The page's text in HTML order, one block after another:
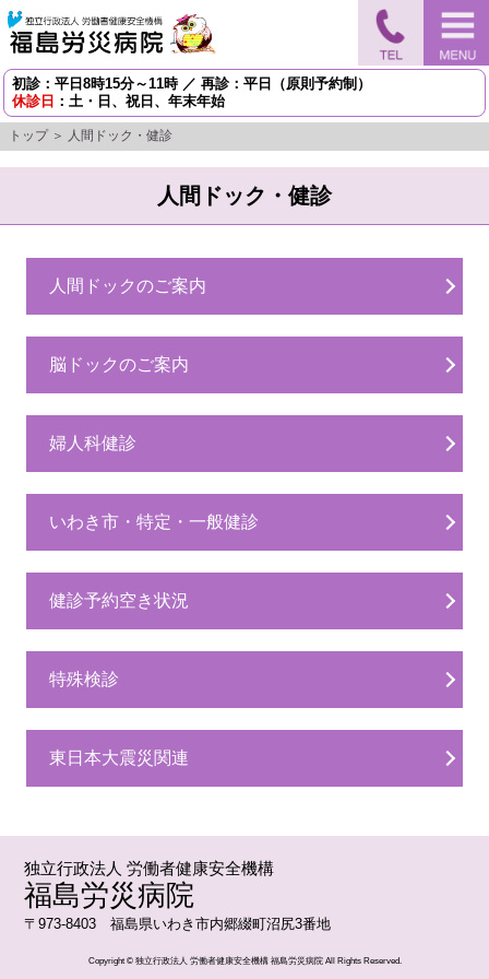
初診：平日8時15分～11時 ／ 再診：平日（原則予約制）
休診日 ：土・日、祝日、年末年始
トップ＞ 人間ドック・健診
人間ドック・健診
人間ドックのご案内
脳ドックのご案内
婦人科健診
いわき市・特定・一般健診
健診予約空き状況
特殊検診
東日本大震災関連
独立行政法人 労働者健康安全機構
福島労災病院
〒973-8403 福島県いわき市内郷綴町沼尻3番地
Copyright © 独立行政法人 労働者健康安全機構 福島労災病院 All Rights Reserved.